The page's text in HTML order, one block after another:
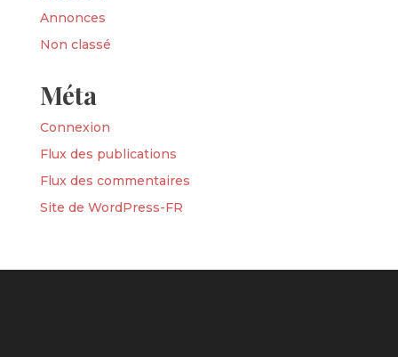
Annonces
Non classé
Méta
Connexion
Flux des publications
Flux des commentaires
Site de WordPress-FR